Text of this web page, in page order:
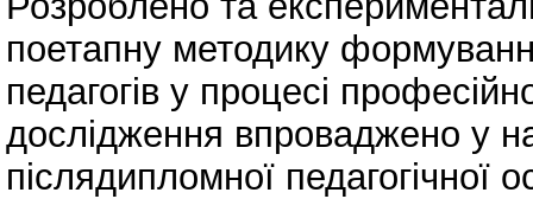
поетапну методику
педагогів у процесі
дослідження впроваджено у
післядипломної педагогічної